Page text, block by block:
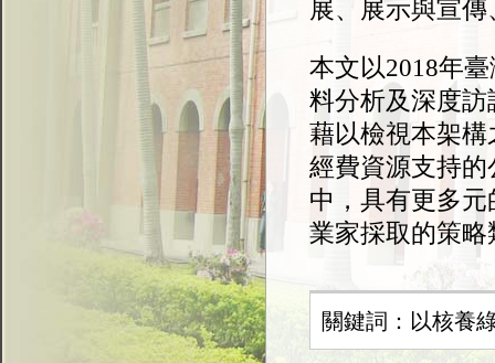
展、展示與宣
本文以2018年
料分析及深度
藉以檢視本架
經費資源支持
中，具有更多
業家採取的策
關鍵詞：以核養